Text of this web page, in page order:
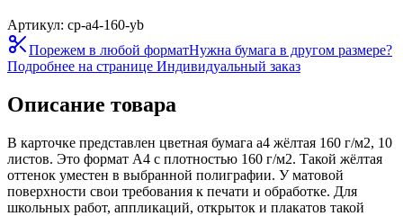
Артикул: cp-a4-160-yb
Порежем в любой форматНужна бумага в другом размере?
Подробнее на странице Индивидуальный заказ
Описание товара
В карточке представлен цветная бумага а4 жёлтая 160 г/м2, 10
листов. Это формат А4 с плотностью 160 г/м2. Такой жёлтая
оттенок уместен в выбранной полиграфии. У матовой
поверхности свои требования к печати и обработке. Для
школьных работ, аппликаций, открыток и плакатов такой